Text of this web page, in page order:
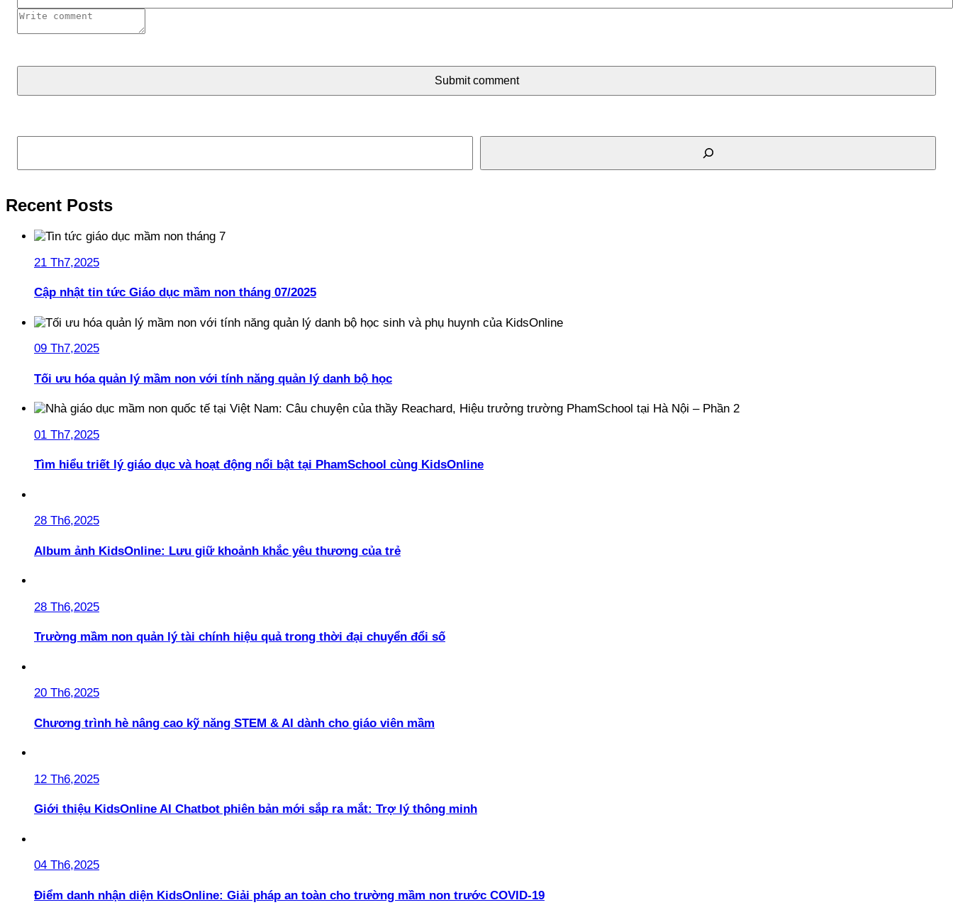
Submit comment
Tìm kiếm
Recent Posts
21 Th7,2025
Cập nhật tin tức Giáo dục mầm non tháng 07/2025
09 Th7,2025
Tối ưu hóa quản lý mầm non với tính năng quản lý danh bộ học
01 Th7,2025
Tìm hiểu triết lý giáo dục và hoạt động nổi bật tại PhamSchool cùng KidsOnline
28 Th6,2025
Album ảnh KidsOnline: Lưu giữ khoảnh khắc yêu thương của trẻ
28 Th6,2025
Trường mầm non quản lý tài chính hiệu quả trong thời đại chuyển đổi số
20 Th6,2025
Chương trình hè nâng cao kỹ năng STEM & AI dành cho giáo viên mầm
12 Th6,2025
Giới thiệu KidsOnline AI Chatbot phiên bản mới sắp ra mắt: Trợ lý thông minh
04 Th6,2025
Điểm danh nhận diện KidsOnline: Giải pháp an toàn cho trường mầm non trước COVID-19